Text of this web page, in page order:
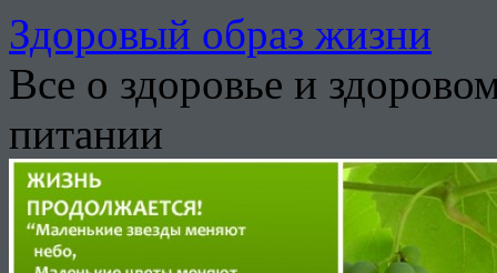
Здоровый образ жизни
Все о здоровье и
питании